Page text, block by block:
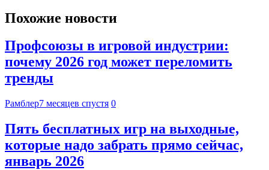
Похожие новости
Профсоюзы в игровой индустрии:
почему 2026 год может переломить
тренды
Рамблер7 месяцев спустя 0
Пять бесплатных игр на выходные,
которые надо забрать прямо сейчас,
январь 2026